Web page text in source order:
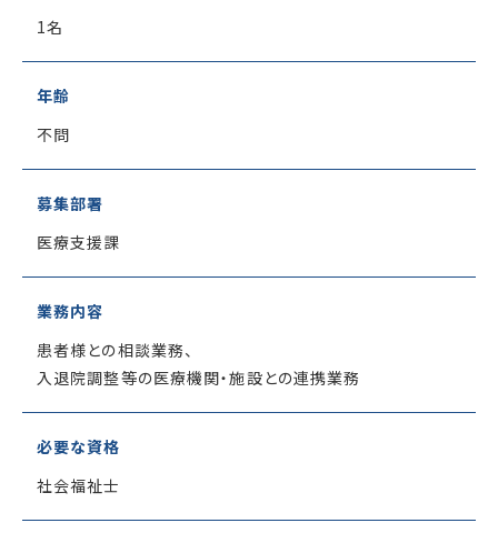
1名
年齢
不問
募集部署
医療支援課
業務内容
患者様との相談業務、
入退院調整等の医療機関・施設との連携業務
必要な資格
社会福祉士